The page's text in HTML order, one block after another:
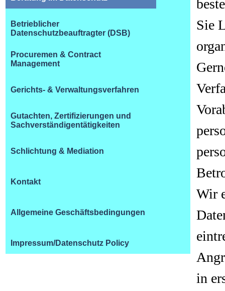
Betrieblicher
Datenschutzbeauftragter (DSB)
Procuremen & Contract
Management
Gerichts- & Verwaltungsverfahren
Gutachten, Zertifizierungen und
Sachverständigentätigkeiten
Schlichtung & Mediation
Kontakt
Allgemeine Geschäftsbedingungen
Impressum/Datenschutz Policy
Sie
Wir
in